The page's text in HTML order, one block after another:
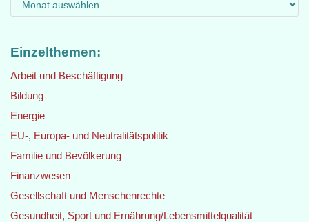
Einzelthemen:
Arbeit und Beschäftigung
Bildung
Energie
EU-, Europa- und Neutralitätspolitik
Familie und Bevölkerung
Finanzwesen
Gesellschaft und Menschenrechte
Gesundheit, Sport und Ernährung/Lebensmittelqualität